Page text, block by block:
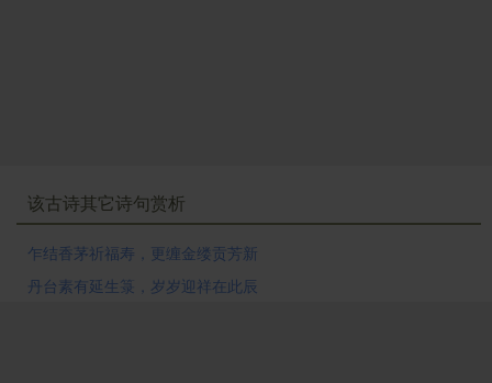
该古诗其它诗句赏析
乍结香茅祈福寿，更缠金缕贡芳新
丹台素有延生箓，岁岁迎祥在此辰